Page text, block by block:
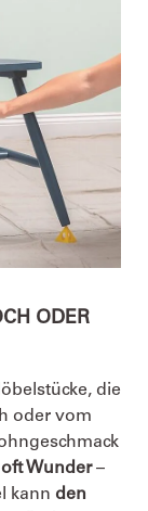
ODER
die
oder vom
Wunder–
kann den